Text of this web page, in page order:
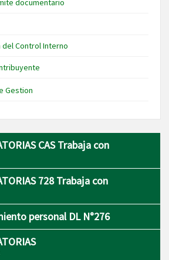
documentario
Control Interno
Gestion
CAS Trabaja con
728 Trabaja con
personal DL N°276